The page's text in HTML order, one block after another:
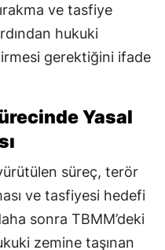
ve tasfiye
hukuki
gerektiğini ifade
Yasal
süreç, terör
ve tasfiyesi hedefi
sonra TBMM’deki
zemine taşınan